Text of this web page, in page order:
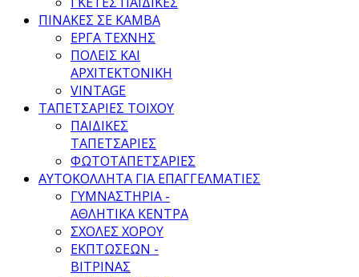
ΠΙΝΑΚΕΣ ΣΕ ΚΑΜΒΑ
ΕΡΓΑ ΤΕΧΝΗΣ
ΠΟΛΕΙΣ ΚΑΙ
ΑΡΧΙΤΕΚΤΟΝΙΚΗ
VINTAGE
ΤΑΠΕΤΣΑΡΙΕΣ ΤΟΙΧΟΥ
ΠΑΙΔΙΚΕΣ
ΤΑΠΕΤΣΑΡΙΕΣ
ΦΩΤΟΤΑΠΕΤΣΑΡΙΕΣ
ΑΥΤΟΚΟΛΛΗΤΑ ΓΙΑ ΕΠΑΓΓΕΛΜΑΤΙΕΣ
ΓΥΜΝΑΣΤΗΡΙΑ -
ΑΘΛΗΤΙΚΑ ΚΕΝΤΡΑ
ΣΧΟΛΕΣ ΧΟΡΟΥ
ΕΚΠΤΩΣΕΩΝ -
ΒΙΤΡΙΝΑΣ